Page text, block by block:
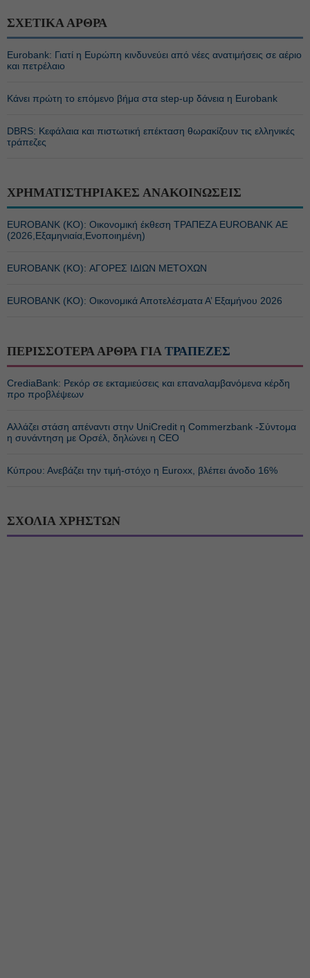
ΣΧΕΤΙΚΑ ΑΡΘΡΑ
Eurobank: Γιατί η Ευρώπη κινδυνεύει από νέες ανατιμήσεις σε αέριο
και πετρέλαιο
Κάνει πρώτη το επόμενο βήμα στα step-up δάνεια η Eurobank
DBRS: Κεφάλαια και πιστωτική επέκταση θωρακίζουν τις ελληνικές
τράπεζες
ΧΡΗΜΑΤΙΣΤΗΡΙΑΚΕΣ ΑΝΑΚΟΙΝΩΣΕΙΣ
EUROBANK (ΚΟ): Οικονομική έκθεση ΤΡΑΠΕΖΑ EUROBANK ΑΕ
(2026,Εξαμηνιαία,Ενοποιημένη)
EUROBANK (ΚΟ): ΑΓΟΡΕΣ ΙΔΙΩΝ ΜΕΤΟΧΩΝ
EUROBANK (ΚΟ): Οικονομικά Αποτελέσματα Α’ Εξαμήνου 2026
ΠΕΡΙΣΣΟΤΕΡΑ ΑΡΘΡΑ ΓΙΑ ΤΡΑΠΕΖΕΣ
CrediaBank: Ρεκόρ σε εκταμιεύσεις και επαναλαμβανόμενα κέρδη
προ προβλέψεων
Αλλάζει στάση απέναντι στην UniCredit η Commerzbank -Σύντομα
η συνάντηση με Ορσέλ, δηλώνει η CEO
Κύπρου: Ανεβάζει την τιμή-στόχο η Euroxx, βλέπει άνοδο 16%
ΣΧΟΛΙΑ ΧΡΗΣΤΩΝ